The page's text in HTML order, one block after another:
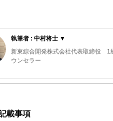
執筆者 : 中村将士 ▼
新東綜合開発株式会社代表取締役
ウンセラー
私がＦＰ相談を行うとき、一番優先
す。私は、そういった気持ちを何よ
載事項